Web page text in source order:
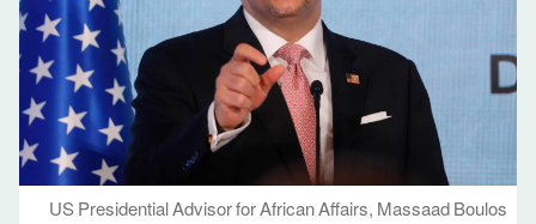
US Presidential Advisor for African Affairs, Massaad Boulos